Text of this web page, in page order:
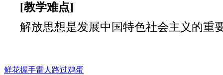
[教学难点]
解放思想是发展中国特色社会主义的重
鲜花握手雷人 路过鸡蛋